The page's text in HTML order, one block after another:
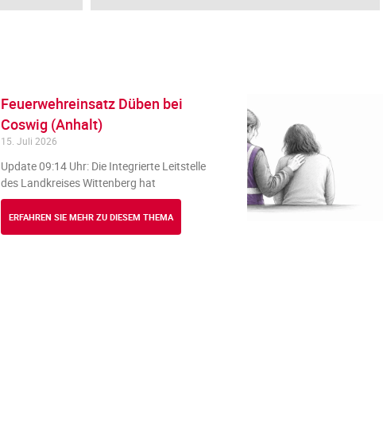
Feuerwehreinsatz Düben bei
Coswig (Anhalt)
15. Juli 2026
Update 09:14 Uhr: Die Integrierte Leitstelle
des Landkreises Wittenberg hat
ERFAHREN SIE MEHR ZU DIESEM THEMA